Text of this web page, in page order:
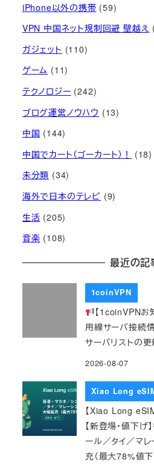
iPhone以外の携帯 (59)
VPN 中国ネット規制回避 壁越え
ガジェット (110)
ゲーム (11)
テクノロジー (242)
ブログ運営ノウハウ (13)
中国 (144)
中国でカート（ゴーカート）！
(18)
未分類 (34)
海外で日本のテレビ (9)
生活 (205)
音楽 (108)
最近の記
1coinVPN
【1coinVPNお
用線サーバ接続
サーバリストの
2026-08-07
Xiao Long
【Xiao Long
【新登場・値下げ
ール／タイ／マ
充（最大78%値下